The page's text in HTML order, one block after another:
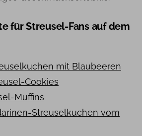
für Streusel-Fans auf dem
mit Blaubeeren
Cookies
Muffins
Streuselkuchen vom